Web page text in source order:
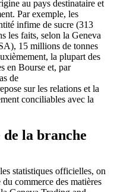
au pays destinataire et
Par exemple, les
infime de sucre (313
les faits, selon la Geneva
15 millions de tonnes
la plupart des
en Bourse et, par
de
sur les relations et la
conciliables avec la
la branche
statistiques officielles, on
commerce des matières